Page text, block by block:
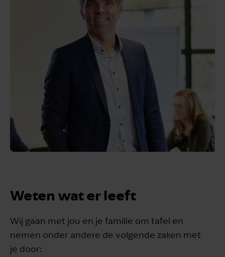
Weten wat er leeft
Wij gaan met jou en je familie om tafel en
nemen onder andere de volgende zaken met
je door: